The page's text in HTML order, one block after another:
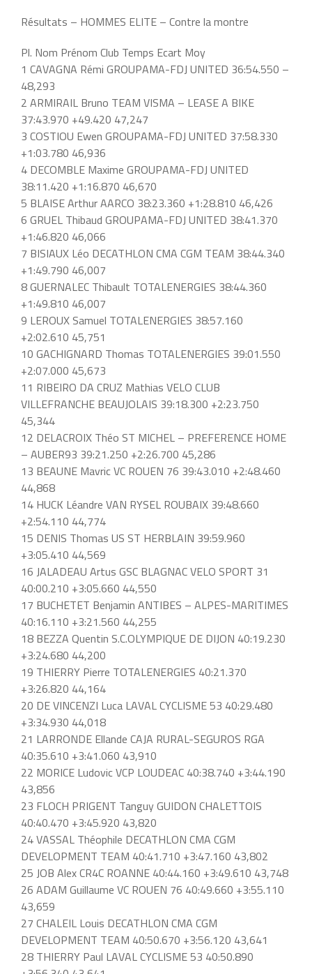
Résultats – HOMMES ELITE – Contre la montre
Pl. Nom Prénom Club Temps Ecart Moy
1 CAVAGNA Rémi GROUPAMA-FDJ UNITED 36:54.550 –
48,293
2 ARMIRAIL Bruno TEAM VISMA – LEASE A BIKE
37:43.970 +49.420 47,247
3 COSTIOU Ewen GROUPAMA-FDJ UNITED 37:58.330
+1:03.780 46,936
4 DECOMBLE Maxime GROUPAMA-FDJ UNITED
38:11.420 +1:16.870 46,670
5 BLAISE Arthur AARCO 38:23.360 +1:28.810 46,426
6 GRUEL Thibaud GROUPAMA-FDJ UNITED 38:41.370
+1:46.820 46,066
7 BISIAUX Léo DECATHLON CMA CGM TEAM 38:44.340
+1:49.790 46,007
8 GUERNALEC Thibault TOTALENERGIES 38:44.360
+1:49.810 46,007
9 LEROUX Samuel TOTALENERGIES 38:57.160
+2:02.610 45,751
10 GACHIGNARD Thomas TOTALENERGIES 39:01.550
+2:07.000 45,673
11 RIBEIRO DA CRUZ Mathias VELO CLUB
VILLEFRANCHE BEAUJOLAIS 39:18.300 +2:23.750
45,344
12 DELACROIX Théo ST MICHEL – PREFERENCE HOME
– AUBER93 39:21.250 +2:26.700 45,286
13 BEAUNE Mavric VC ROUEN 76 39:43.010 +2:48.460
44,868
14 HUCK Léandre VAN RYSEL ROUBAIX 39:48.660
+2:54.110 44,774
15 DENIS Thomas US ST HERBLAIN 39:59.960
+3:05.410 44,569
16 JALADEAU Artus GSC BLAGNAC VELO SPORT 31
40:00.210 +3:05.660 44,550
17 BUCHETET Benjamin ANTIBES – ALPES-MARITIMES
40:16.110 +3:21.560 44,255
18 BEZZA Quentin S.C.OLYMPIQUE DE DIJON 40:19.230
+3:24.680 44,200
19 THIERRY Pierre TOTALENERGIES 40:21.370
+3:26.820 44,164
20 DE VINCENZI Luca LAVAL CYCLISME 53 40:29.480
+3:34.930 44,018
21 LARRONDE Ellande CAJA RURAL-SEGUROS RGA
40:35.610 +3:41.060 43,910
22 MORICE Ludovic VCP LOUDEAC 40:38.740 +3:44.190
43,856
23 FLOCH PRIGENT Tanguy GUIDON CHALETTOIS
40:40.470 +3:45.920 43,820
24 VASSAL Théophile DECATHLON CMA CGM
DEVELOPMENT TEAM 40:41.710 +3:47.160 43,802
25 JOB Alex CR4C ROANNE 40:44.160 +3:49.610 43,748
26 ADAM Guillaume VC ROUEN 76 40:49.660 +3:55.110
43,659
27 CHALEIL Louis DECATHLON CMA CGM
DEVELOPMENT TEAM 40:50.670 +3:56.120 43,641
28 THIERRY Paul LAVAL CYCLISME 53 40:50.890